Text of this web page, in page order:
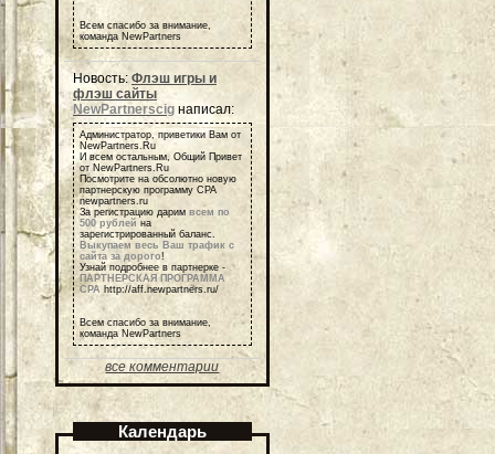
Всем спасибо за внимание,
команда NewPartners
Новость: Флэш игры и
флэш сайты
NewPartnerscig написал:
Администратор, приветики Вам от
NewPartners.Ru
И всем остальным, Общий Привет
от NewPartners.Ru
Посмотрите на обсолютно новую
партнерскую программу СРА
newpartners.ru
За регистрацию дарим всем по
500 рублей на
зарегистрированный баланс.
Выкупаем весь Ваш трафик с
сайта за дорого!
Узнай подробнее в партнерке -
ПАРТНЕРСКАЯ ПРОГРАММА
СРА http://aff.newpartners.ru/
Всем спасибо за внимание,
команда NewPartners
все комментарии
Календарь